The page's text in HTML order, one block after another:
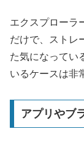
エクスプローラ
だけで、ストレ
た気になってい
いるケースは非
アプリやブ